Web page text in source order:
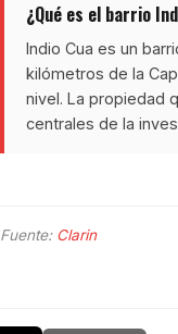
¿Qué es el barrio
Indio Cua es un
kilómetros de la
nivel. La propiedad
centrales de la
Fuente: Clarin